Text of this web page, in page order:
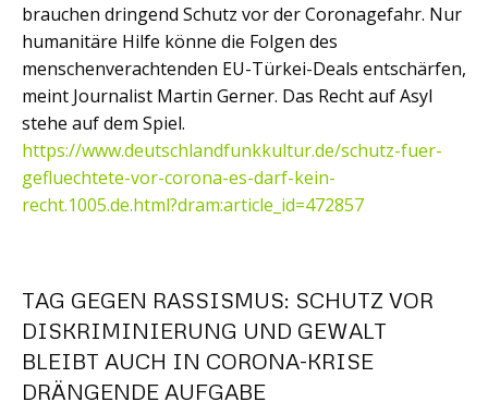
brauchen dringend Schutz vor der Coronagefahr. Nur
humanitäre Hilfe könne die Folgen des
menschenverachtenden EU-Türkei-Deals entschärfen,
meint Journalist Martin Gerner. Das Recht auf Asyl
stehe auf dem Spiel.
https://www.deutschlandfunkkultur.de/schutz-fuer-
gefluechtete-vor-corona-es-darf-kein-
recht.1005.de.html?dram:article_id=472857
TAG GEGEN RASSISMUS: SCHUTZ VOR
DISKRIMINIERUNG UND GEWALT
BLEIBT AUCH IN CORONA-KRISE
DRÄNGENDE AUFGABE ­­